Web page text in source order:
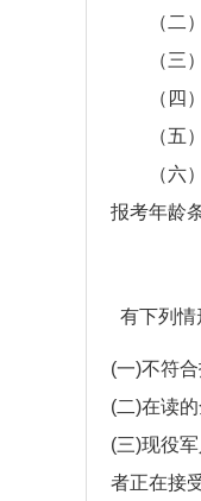
（二）
（三）
（四）
（五）
（六）
报考年龄
有下列情
(一)不符
(二)在读
(三)现役
者正在接